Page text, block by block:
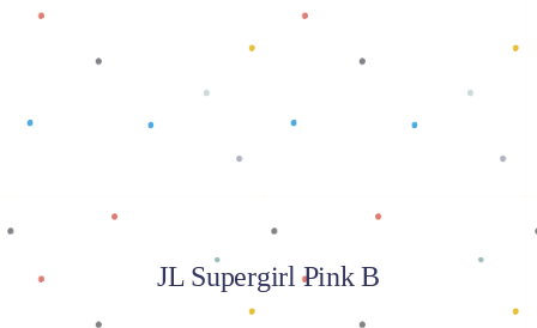
Baca selengkapnya
JL Supergirl Pink B